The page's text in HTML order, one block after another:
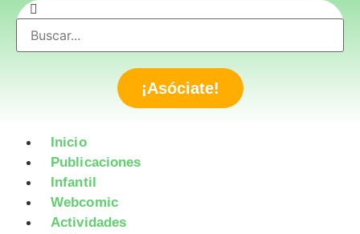
¡Asóciate!
Inicio
Publicaciones
Infantil
Webcomic
Actividades